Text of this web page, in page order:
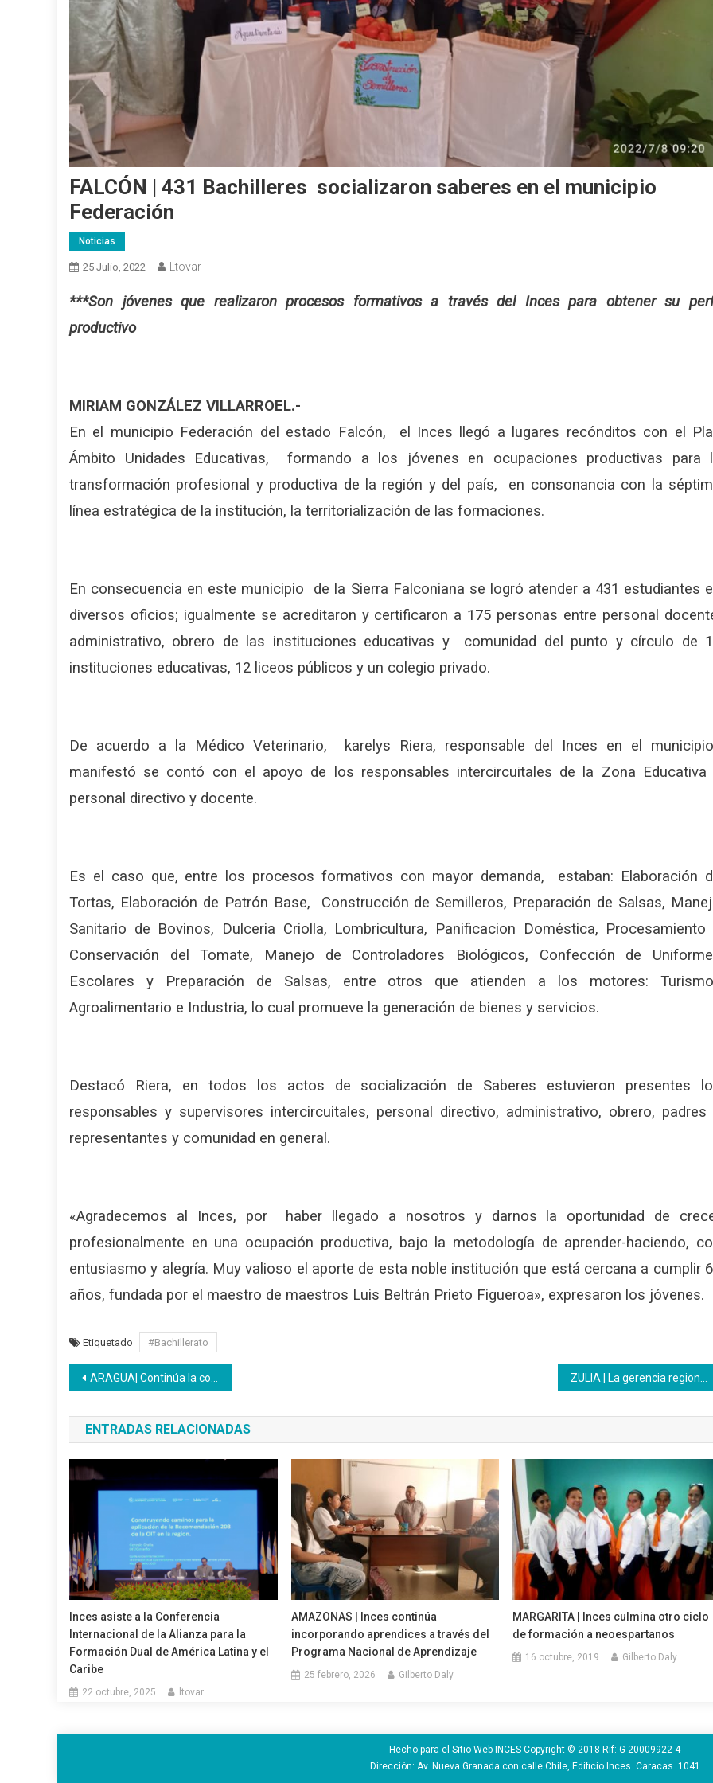
FALCÓN | 431 Bachilleres socializaron saberes en el municipio
Federación
Noticias
25 Julio, 2022 Ltovar
***Son jóvenes que realizaron procesos formativos a través del Inces para obtener su
productivo
MIRIAM GONZÁLEZ VILLARROEL.-
En el municipio Federación del estado Falcón, el Inces llegó a lugares recónditos con el
Ámbito Unidades Educativas, formando a los jóvenes en ocupaciones productivas para
transformación profesional y productiva de la región y del país, en consonancia con la
línea estratégica de la institución, la territorialización de las formaciones.
En consecuencia en este municipio de la Sierra Falconiana se logró atender a 431 estudiantes
diversos oficios; igualmente se acreditaron y certificaron a 175 personas entre personal
administrativo, obrero de las instituciones educativas y comunidad del punto y círculo de
instituciones educativas, 12 liceos públicos y un colegio privado.
De acuerdo a la Médico Veterinario, karelys Riera, responsable del Inces en el
manifestó se contó con el apoyo de los responsables intercircuitales de la Zona Educativa
personal directivo y docente.
Es el caso que, entre los procesos formativos con mayor demanda, estaban: Elaboración
Tortas, Elaboración de Patrón Base, Construcción de Semilleros, Preparación de Salsas,
Sanitario de Bovinos, Dulceria Criolla, Lombricultura, Panificacion Doméstica, Procesamiento
Conservación del Tomate, Manejo de Controladores Biológicos, Confección de
Escolares y Preparación de Salsas, entre otros que atienden a los motores:
Agroalimentario e Industria, lo cual promueve la generación de bienes y servicios.
Destacó Riera, en todos los actos de socialización de Saberes estuvieron presentes
responsables y supervisores intercircuitales, personal directivo, administrativo, obrero, padres
representantes y comunidad en general.
«Agradecemos al Inces, por haber llegado a nosotros y darnos la oportunidad de
profesionalmente en una ocupación productiva, bajo la metodología de aprender-haciendo,
entusiasmo y alegría. Muy valioso el aporte de esta noble institución que está cercana a cumplir
años, fundada por el maestro de maestros Luis Beltrán Prieto Figueroa», expresaron los jóvenes.
Etiquetado #Bachillerato
Navegación
de
entradas
ARAGUA| Continúa la convocatoria para quienes deseen participar en el Festival Tu voz Inces
ENTRADAS RELACIONADAS
Inces asiste a la Conferencia
Internacional de la Alianza para la
Formación Dual de América Latina y el
Caribe
22 octubre, 2025 ltovar
AMAZONAS | ‎Inces continúa
incorporando aprendices a través del
Programa Nacional de Aprendizaje
25 febrero, 2026 Gilberto Daly
MARGARITA | Inces culmina otro ciclo
de formación a neoespartanos
16 octubre, 2019 Gilberto Daly
Hecho para el Sitio Web INCES Copyright © 2018 Rif: G-20009922-4
Dirección: Av. Nueva Granada con calle Chile, Edificio Inces. Caracas. 1041